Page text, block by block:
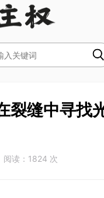
缝中寻找
读：1824 次